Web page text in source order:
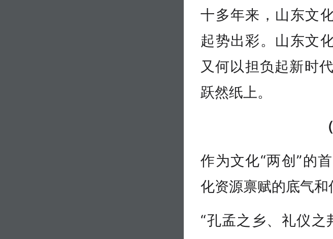
十多年来，山东文
起势出彩。山东文
又何以担负起新时
跃然纸上。
作为文化“两创”的
化资源禀赋的底气和
“孔孟之乡、礼仪之